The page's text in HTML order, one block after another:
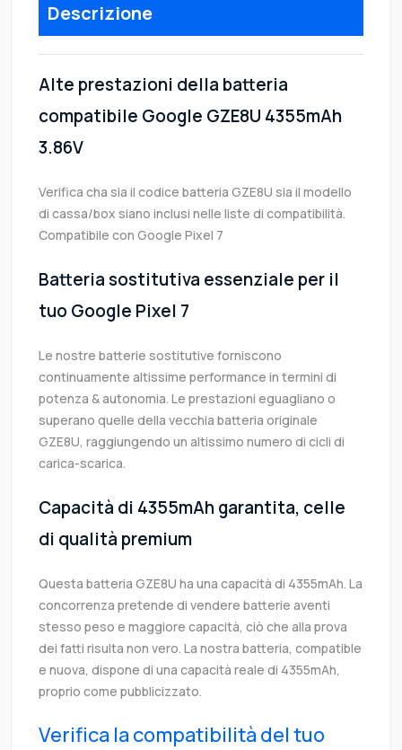
Descrizione
Alte prestazioni della batteria
compatibile Google GZE8U 4355mAh
3.86V
Verifica cha sia il codice batteria GZE8U sia il modello
di cassa/box siano inclusi nelle liste di compatibilità.
Compatibile con Google Pixel 7
Batteria sostitutiva essenziale per il
tuo Google Pixel 7
Le nostre batterie sostitutive forniscono
continuamente altissime performance in termini di
potenza & autonomia. Le prestazioni eguagliano o
superano quelle della vecchia batteria originale
GZE8U, raggiungendo un altissimo numero di cicli di
carica-scarica.
Capacità di 4355mAh garantita, celle
di qualità premium
Questa batteria GZE8U ha una capacità di 4355mAh. La
concorrenza pretende di vendere batterie aventi
stesso peso e maggiore capacità, ciò che alla prova
dei fatti risulta non vero. La nostra batteria, compatible
e nuova, dispone di una capacità reale di 4355mAh,
proprio come pubblicizzato.
Verifica la compatibilità del tuo